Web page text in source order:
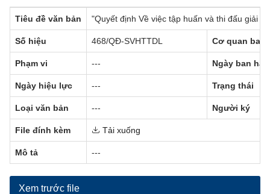
Tiêu đề văn bản "Quyết định Về việc tập huấn và thi đấu giải
Số hiệu 468/QĐ-SVHTTDL Cơ quan ban
Phạm vi --- Ngày ban
Ngày hiệu lực --- Trạng thái
Loại văn bản --- Người ký
File đính kèm Tải xuống
Mô tả ---
Xem trước file